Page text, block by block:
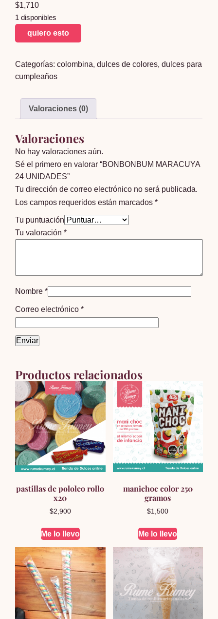
$1,710
1 disponibles
BONBONBUM
MARACUYA
UNIDADES
cantidad
quiero esto
Categorías:colombina,dulces de colores,dulces para
cumpleaños
Valoraciones (0)
Valoraciones
No hay valoraciones aún.
Sé el primero en valorar “BONBONBUM MARACUYA
24 UNIDADES”
Tu dirección de correo electrónico no será publicada.
Los campos requeridos están marcados*
Tu puntuación
Tu valoración*
Nombre*
Correo electrónico*
Productos relacionados
pastillas de pololeo rollo
x20
$2,900
Me lo llevo
manichoc color 250
gramos
$1,500
Me lo llevo